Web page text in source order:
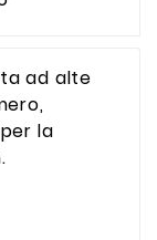
ad alte
la